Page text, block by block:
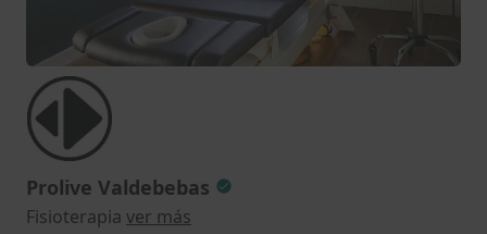
Prolive Valdebebas
Fisioterapia ver más